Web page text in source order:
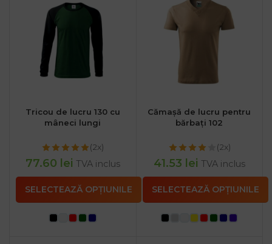
Tricou de lucru 130 cu
mâneci lungi
(2x)
77.60 lei TVA inclus
SELECTEAZĂ OPȚIUNILE
Cămașă de lucru pentru
bărbați 102
(2x)
41.53 lei TVA inclus
SELECTEAZĂ OPȚIUNILE